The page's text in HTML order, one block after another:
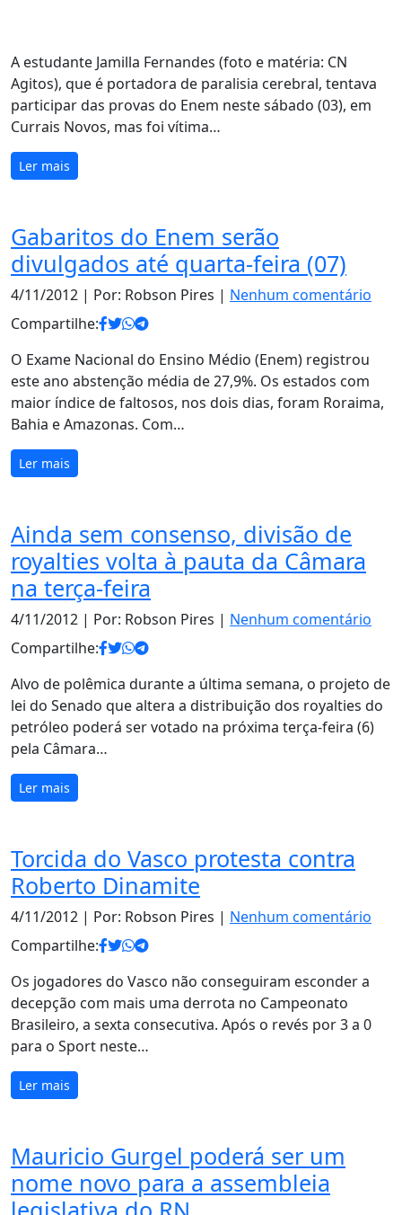
A estudante Jamilla Fernandes (foto e matéria: CN
Agitos), que é portadora de paralisia cerebral, tentava
participar das provas do Enem neste sábado (03), em
Currais Novos, mas foi vítima…
Ler mais
Gabaritos do Enem serão
divulgados até quarta-feira (07)
4/11/2012 | Por: Robson Pires | Nenhum comentário
Compartilhe:
O Exame Nacional do Ensino Médio (Enem) registrou
este ano abstenção média de 27,9%. Os estados com
maior índice de faltosos, nos dois dias, foram Roraima,
Bahia e Amazonas. Com…
Ler mais
Ainda sem consenso, divisão de
royalties volta à pauta da Câmara
na terça-feira
4/11/2012 | Por: Robson Pires | Nenhum comentário
Compartilhe:
Alvo de polêmica durante a última semana, o projeto de
lei do Senado que altera a distribuição dos royalties do
petróleo poderá ser votado na próxima terça-feira (6)
pela Câmara…
Ler mais
Torcida do Vasco protesta contra
Roberto Dinamite
4/11/2012 | Por: Robson Pires | Nenhum comentário
Compartilhe:
Os jogadores do Vasco não conseguiram esconder a
decepção com mais uma derrota no Campeonato
Brasileiro, a sexta consecutiva. Após o revés por 3 a 0
para o Sport neste…
Ler mais
Mauricio Gurgel poderá ser um
nome novo para a assembleia